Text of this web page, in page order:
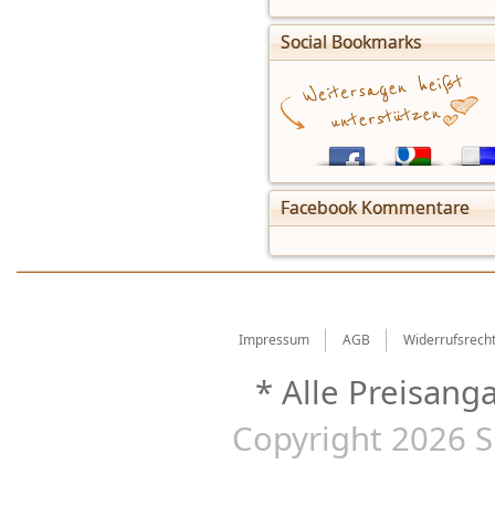
Social Bookmarks
Facebook Kommentare
Impressum AGB Widerrufsrecht
* Alle
Copyright 2026